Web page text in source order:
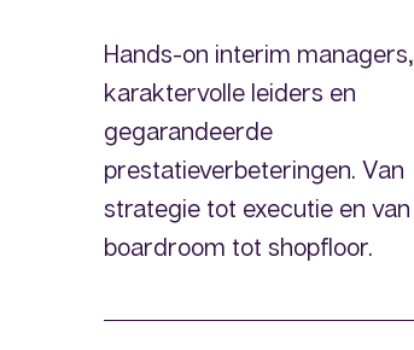
Hands-on interim managers,
karaktervolle leiders en
gegarandeerde
prestatieverbeteringen. Van
strategie tot executie en van
boardroom tot shopfloor.